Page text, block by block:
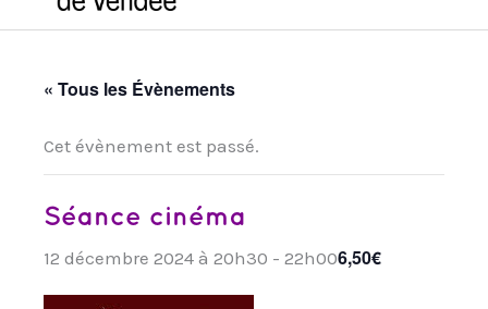
« Tous les Évènements
Cet évènement est passé.
Séance cinéma
12 décembre 2024 à 20h30 - 22h006,50€